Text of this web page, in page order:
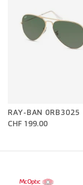
RAY-BAN 0RB3025
CHF 199.00